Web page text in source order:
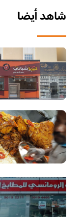
شاهد أيضا